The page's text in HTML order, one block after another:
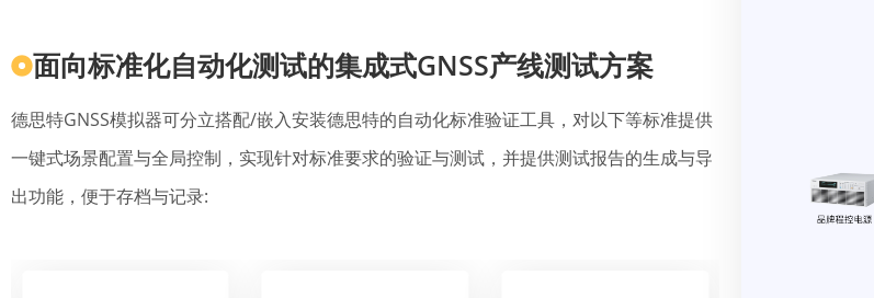
面向标准化自动化测试的集成式GNSS产线测试方案
德思特GNSS模拟器可分立搭配/嵌入安装德思特的自动化标准验证工具，对以下等标准提供
一键式场景配置与全局控制，实现针对标准要求的验证与测试，并提供测试报告的生成与导
出功能，便于存档与记录: